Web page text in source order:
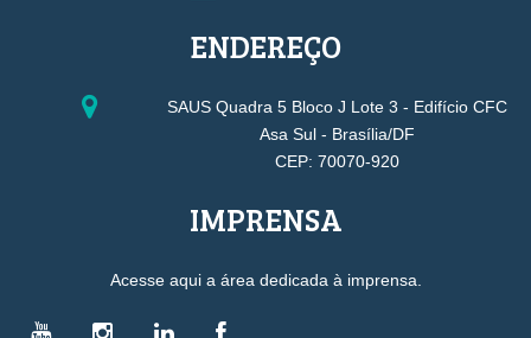
ENDEREÇO
SAUS Quadra 5 Bloco J Lote 3 - Edifício CFC
Asa Sul - Brasília/DF
CEP: 70070-920
IMPRENSA
Acesse aqui a área dedicada à imprensa.